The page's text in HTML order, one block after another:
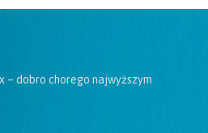
– dobro chorego najwyższym